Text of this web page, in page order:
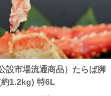
設市場流通商品）たらば脚
1.2kg) 特6L